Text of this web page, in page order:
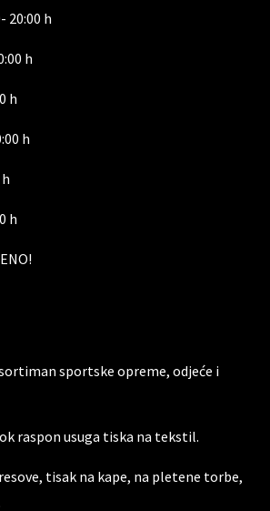
h
h
h
h
h
sportske opreme, odjeće i
raspon usuga tiska na tekstil.
tisak na kape, na pletene torbe,